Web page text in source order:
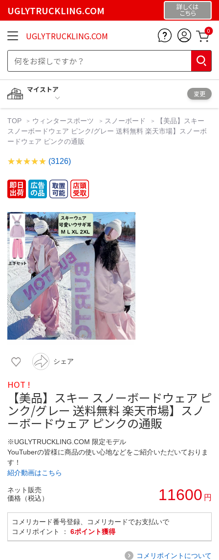
UGLYTRUCKLING.COM 詳しくは
こちら
UGLYTRUCKLING.COM 0
マイストア
変更
TOP ウィンタースポーツ スノーボード
【美品】スキー
スノーボードウェア ピンク/グレー 送料無料 楽天市場】スノーボ
ードウェア ピンクの通販
(3126)
シェア
HOT !
【美品】スキー スノーボードウェア ピ
ンク/グレー 送料無料 楽天市場】スノ
ーボードウェア ピンクの通販
※UGLYTRUCKLING.COM 限定モデル
YouTuberの皆様に商品の使い心地などをご紹介いただいておりま
す！
紹介動画はこちら
ネット販売
価格（税込）
11600 円
コメリカード番号登録、コメリカードでお支払いで
コメリポイント ： 6ポイント獲得
コメリポイントについて